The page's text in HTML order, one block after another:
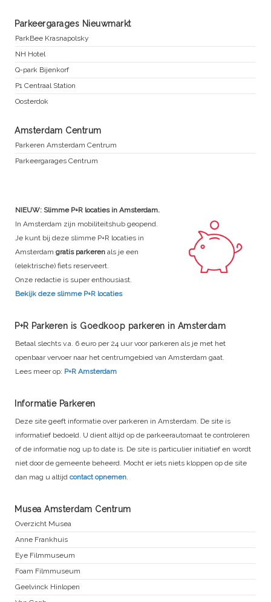
Parkeergarages Nieuwmarkt
ParkBee Krasnapolsky
NH Hotel
Q-park Bijenkorf
P1 Centraal Station
Oosterdok
Amsterdam Centrum
Parkeren Amsterdam Centrum
Parkeergarages Centrum
NIEUW: Slimme P+R locaties in Amsterdam.
In Amsterdam zijn mobiliteitshub geopend.
Je kunt bij deze slimme P+R locaties in
Amsterdam gratis parkeren als je een
(elektrische) fiets reserveert.
Onze redactie is super enthousiast.
Bekijk deze slimme P+R locaties
P+R Parkeren is Goedkoop parkeren in Amsterdam
Betaal slechts v.a. 6 euro per 24 uur voor parkeren als je met het
openbaar vervoer naar het centrumgebied van Amsterdam gaat.
Lees meer op: P+R Amsterdam
Informatie Parkeren
Deze site geeft informatie over parkeren in Amsterdam. De site is
informatief bedoeld. U dient altijd op de parkeerautomaat te controleren
of de informatie nog up to date is. De site is particulier initiatief en wordt
niet door de gemeente beheerd. Mocht er iets niets kloppen op de site
dan mag u altijd contact opnemen
Musea Amsterdam Centrum
Overzicht Musea
Anne Frankhuis
Eye Filmmuseum
Foam Filmmuseum
Geelvinck Hinlopen